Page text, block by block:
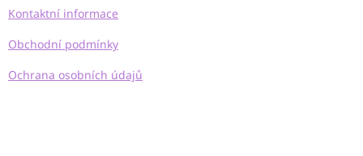
Kontaktní informace
Obchodní podmínky
Ochrana osobních údajů